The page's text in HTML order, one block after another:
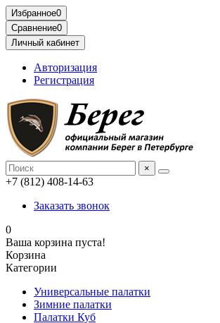
Избранное0
Сравнение0
Личный кабинет
Авторизация
Регистрация
×
+7 (812) 408-14-63
Заказать звонок
0
Ваша корзина пуста!
Корзина
Категории
Универсальные палатки
Зимние палатки
Палатки Куб